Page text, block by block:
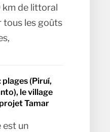
km de littoral
les goûts
(Piruí,
le village
Tamar
est un